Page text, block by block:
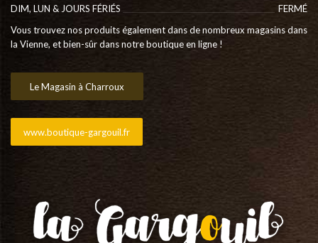
DIM, LUN & JOURS FÉRIÉS
FERMÉ
Vous trouvez nos produits également dans de nombreux magasins dans
la Vienne, et bien-sûr dans notre boutique en ligne !
Le Magasin à Charroux
www.boutique-gargouil.fr